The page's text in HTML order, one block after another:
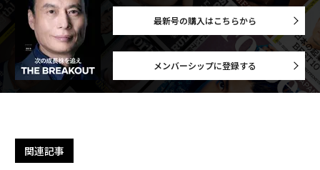
最新号の購入はこちらから
メンバーシップに登録する
関連記事